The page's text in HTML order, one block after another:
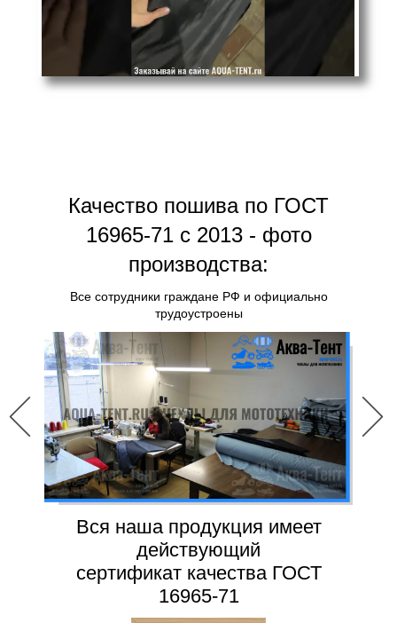
Качество пошива по ГОСТ
16965-71 с 2013 - фото
производства:
Все сотрудники граждане РФ и официально
трудоустроены
Вся наша продукция имеет
действующий
сертификат качества ГОСТ
16965-71